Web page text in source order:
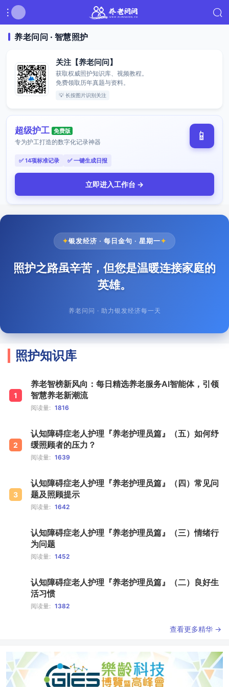
养老问问 · 智慧照护
关注【养老问问】
获取权威照护知识库、视频教程。
免费领取历年真题与资料。
💡 长按图片识别关注
超级护工 免费版
专为护工打造的数字化记录神器 📱
✅ 14项标准记录 ✅ 一键生成日报
立即进入工作台 →
✦银发经济 · 每日金句 · 星期一✦
照护之路虽辛苦，但您是温暖连接家庭的
英雄。
养老问问 · 助力银发经济每一天
照护知识库
1
养老智榜新风向：每日精选养老服务AI智能体，引领
智慧养老新潮流
阅读量: 1816
2
认知障碍症老人护理『养老护理员篇』（五）如何纾
缓照顾者的压力？
阅读量: 1639
3
认知障碍症老人护理『养老护理员篇』（四）常见问
题及照顾提示
阅读量: 1642
认知障碍症老人护理『养老护理员篇』（三）情绪行
为问题
阅读量: 1452
认知障碍症老人护理『养老护理员篇』（二）良好生
活习惯
阅读量: 1382
查看更多精华 →